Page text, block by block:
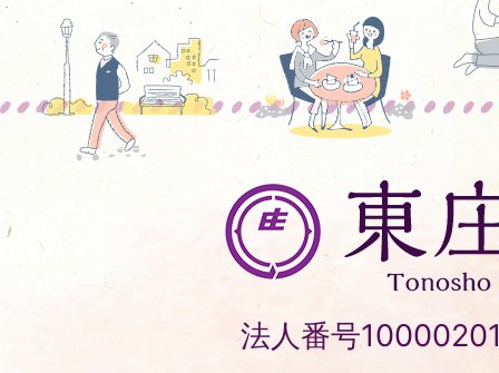
東
庄
町
Tonosho
Town
法人番号